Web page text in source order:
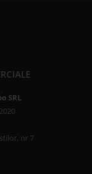
SRL
nr 7